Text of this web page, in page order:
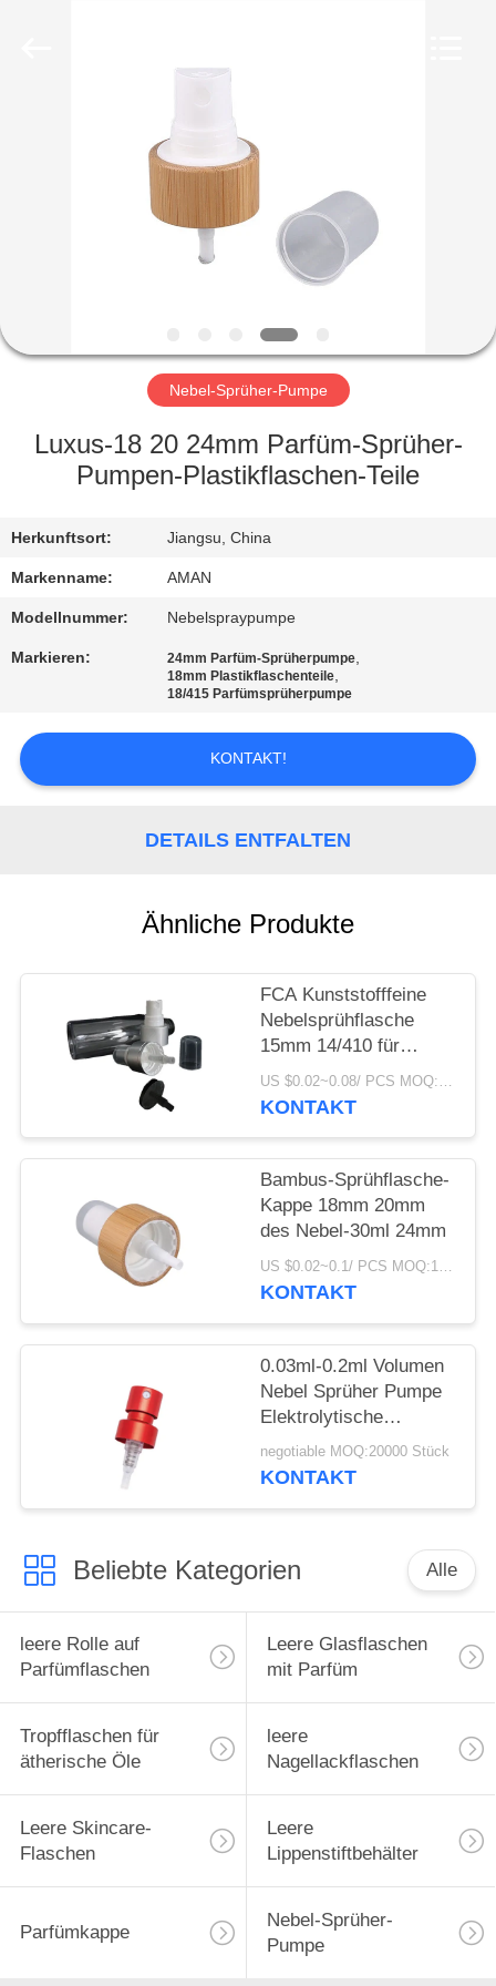
PRODUKTE
VR-
SHOW
ÜBER
WERKSBESICHTIGUNG
QUALITÄTSKONTROLLE
UNS
ANFORDERN
SITEMAP
PRIVACY
POLICY
Nebel-Sprüher-Pumpe
Luxus-18 20 24mm Parfüm-Sprüher-
Pumpen-Plastikflaschen-Teile
Herkunftsort: Jiangsu, China
Markenname: AMAN
Modellnummer: Nebelspraypumpe
Markieren: 24mm Parfüm-Sprüherpumpe,
18mm Plastikflaschenteile,
18/415 Parfümsprüherpumpe
KONTAKT!
DETAILS ENTFALTEN
Ähnliche Produkte
FCA Kunststofffeine
Nebelsprühflasche
15mm 14/410 für
Parfümflüssigkeit
US $0.02~0.08/ PCS MOQ:10000pcs
KONTAKT
Bambus-Sprühflasche-
Kappe 18mm 20mm
des Nebel-30ml 24mm
US $0.02~0.1/ PCS MOQ:10000pcs
KONTAKT
0.03ml-0.2ml Volumen
Nebel Sprüher Pumpe
Elektrolytische
Aluminium Präzise
negotiable MOQ:20000 Stück
KONTAKT
Beliebte Kategorien Alle
leere Rolle auf
Parfümflaschen
Leere Glasflaschen
mit Parfüm
Tropfflaschen für
ätherische Öle
leere
Nagellackflaschen
Leere Skincare-
Flaschen
Leere
Lippenstiftbehälter
Parfümkappe
Nebel-Sprüher-
Pumpe